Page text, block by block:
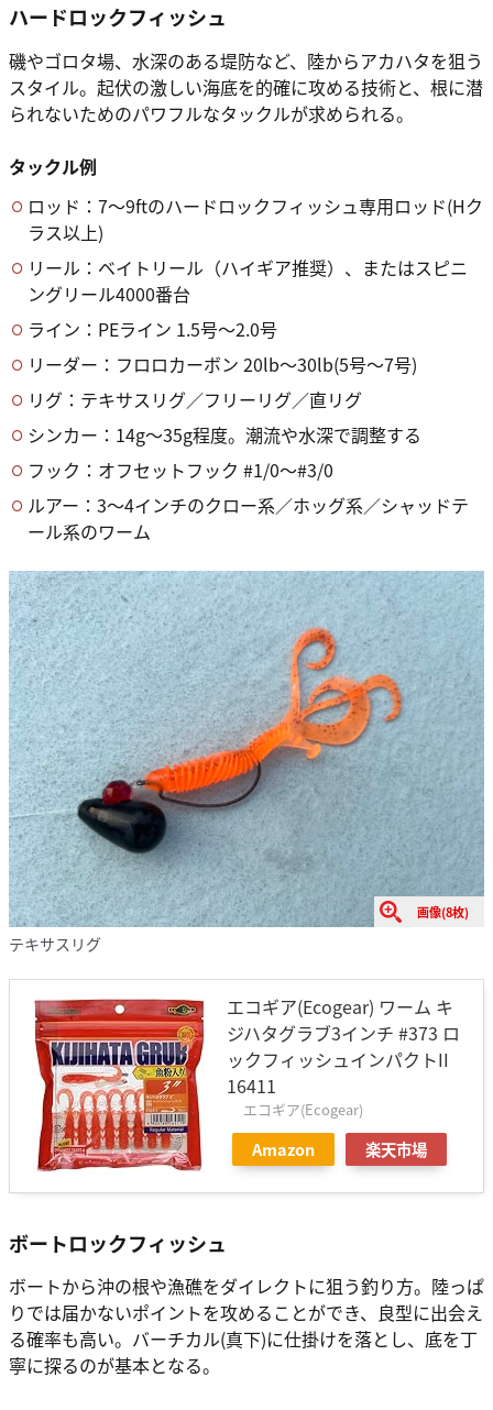
ハードロックフィッシュ
磯やゴロタ場、水深のある堤防など、陸からアカハタを狙う
スタイル。起伏の激しい海底を的確に攻める技術と、根に潜
られないためのパワフルなタックルが求められる。
タックル例
ロッド：7〜9ftのハードロックフィッシュ専用ロッド(Hク
ラス以上)
リール：ベイトリール（ハイギア推奨）、またはスピニ
ングリール4000番台
ライン：PEライン 1.5号〜2.0号
リーダー：フロロカーボン 20lb〜30lb(5号〜7号)
リグ：テキサスリグ／フリーリグ／直リグ
シンカー：14g〜35g程度。潮流や水深で調整する
フック：オフセットフック #1/0〜#3/0
ルアー：3〜4インチのクロー系／ホッグ系／シャッドテ
ール系のワーム
画像(8枚)
テキサスリグ
エコギア(Ecogear) ワーム キ
ジハタグラブ3インチ #373 ロ
ックフィッシュインパクトII
16411
エコギア(Ecogear)
Amazon 楽天市場
ボートロックフィッシュ
ボートから沖の根や漁礁をダイレクトに狙う釣り方。陸っぱ
りでは届かないポイントを攻めることができ、良型に出会え
る確率も高い。バーチカル(真下)に仕掛けを落とし、底を丁
寧に探るのが基本となる。